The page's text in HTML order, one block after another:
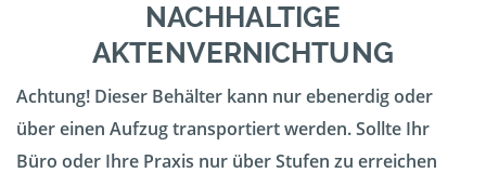
NACHHALTIGE
AKTENVERNICHTUNG
Achtung! Dieser Behälter kann nur ebenerdig oder
über einen Aufzug transportiert werden. Sollte Ihr
Büro oder Ihre Praxis nur über Stufen zu erreichen